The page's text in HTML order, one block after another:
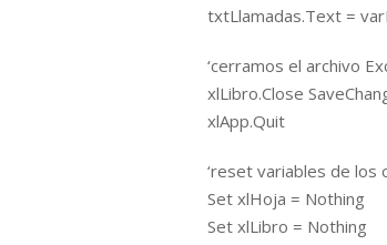
txtLlamadas.Text =
‘cerramos el archivo
xlLibro.Close
xlApp.Quit
‘reset variables de los
Set xlHoja = Nothing
Set xlLibro = Nothing